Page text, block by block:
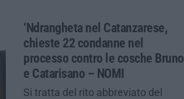
‘Ndrangheta nel Catanzarese,
chieste 22 condanne nel
processo contro le cosche Bruno
e Catarisano – NOMI
Si tratta del rito abbreviato del